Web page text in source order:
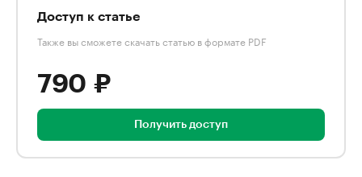
Доступ к статье
Также вы сможете скачать статью в формате PDF
790 ₽
Получить доступ